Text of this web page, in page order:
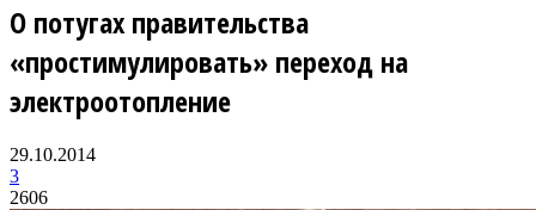
О потугах правительства
«простимулировать» переход на
электроотопление
29.10.2014
3
2606